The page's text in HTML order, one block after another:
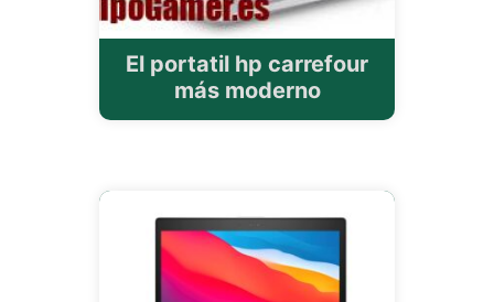
El portatil hp carrefour
más moderno